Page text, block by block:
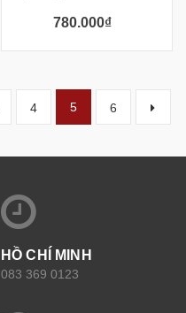
780.000₫
4 5 6
HỒ CHÍ MINH
083 369 0123